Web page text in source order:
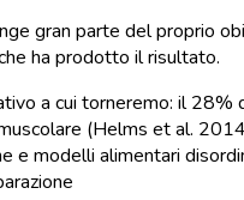
gran parte del proprio
ha prodotto il risultato.
a cui torneremo: il
(Helms et al.
e modelli alimentari